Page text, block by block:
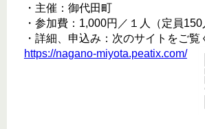
・主催：御代田町
・参加費：1,000円／１人（定員150
・詳細、申込み：次のサイトをご覧
https://nagano-miyota.peatix.com/